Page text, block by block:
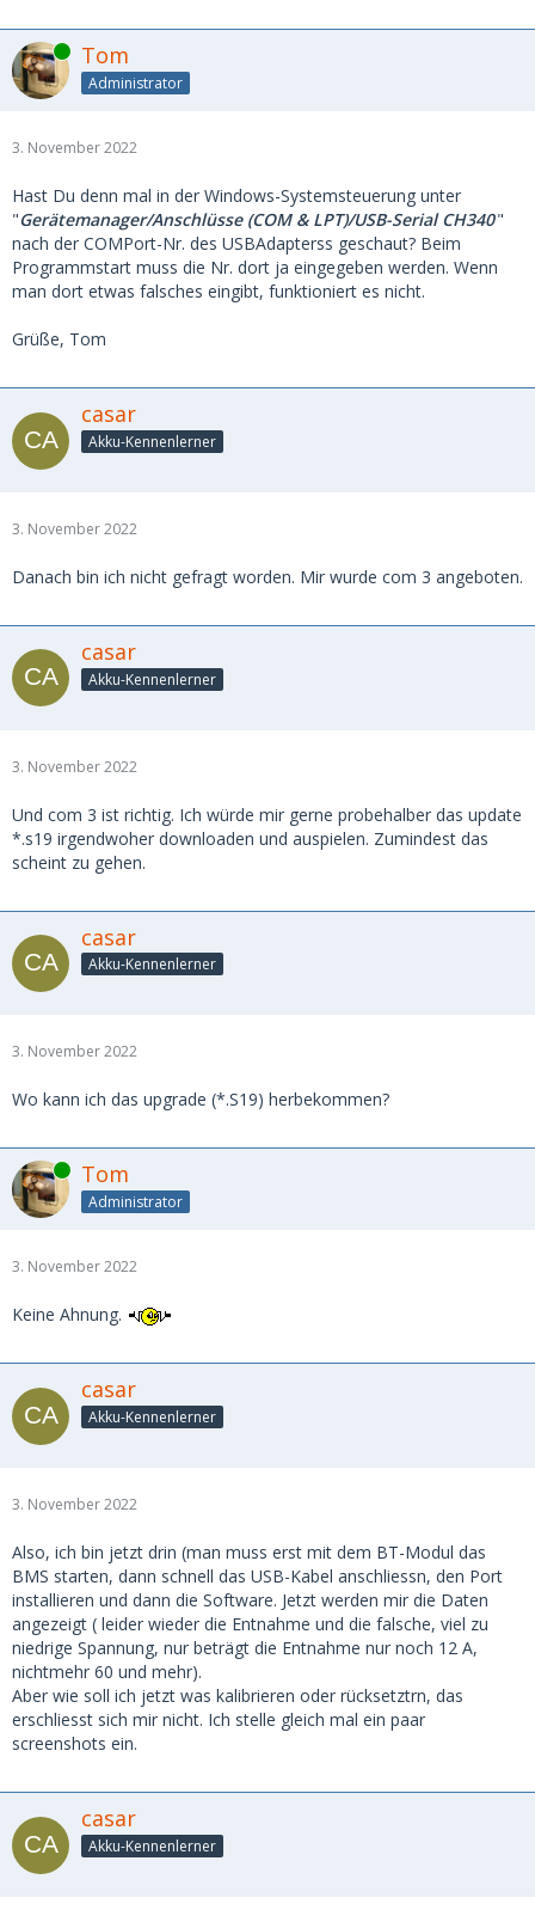
Online Tom
Administrator
3. November 2022
Hast Du denn mal in der Windows-Systemsteuerung unter
"Gerätemanager/Anschlüsse (COM & LPT)/USB-Serial CH340"
nach der COMPort-Nr. des USBAdapterss geschaut? Beim
Programmstart muss die Nr. dort ja eingegeben werden. Wenn
man dort etwas falsches eingibt, funktioniert es nicht.
Grüße, Tom
casar
Akku-Kennenlerner
3. November 2022
Danach bin ich nicht gefragt worden. Mir wurde com 3 angeboten.
casar
Akku-Kennenlerner
3. November 2022
Und com 3 ist richtig. Ich würde mir gerne probehalber das update
*.s19 irgendwoher downloaden und auspielen. Zumindest das
scheint zu gehen.
casar
Akku-Kennenlerner
3. November 2022
Wo kann ich das upgrade (*.S19) herbekommen?
Online Tom
Administrator
3. November 2022
Keine Ahnung.
casar
Akku-Kennenlerner
3. November 2022
Also, ich bin jetzt drin (man muss erst mit dem BT-Modul das
BMS starten, dann schnell das USB-Kabel anschliessn, den Port
installieren und dann die Software. Jetzt werden mir die Daten
angezeigt ( leider wieder die Entnahme und die falsche, viel zu
niedrige Spannung, nur beträgt die Entnahme nur noch 12 A,
nichtmehr 60 und mehr).
Aber wie soll ich jetzt was kalibrieren oder rücksetztrn, das
erschliesst sich mir nicht. Ich stelle gleich mal ein paar
screenshots ein.
casar
Akku-Kennenlerner